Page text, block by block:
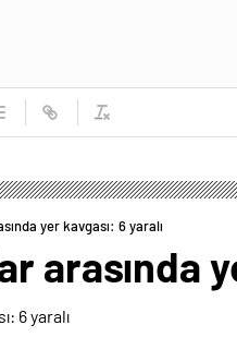
yer kavgası: 6 yaralı
arasında